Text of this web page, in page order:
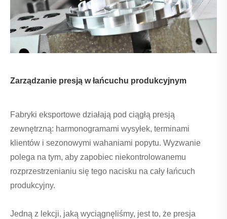
Zarządzanie presją w łańcuchu produkcyjnym
Fabryki eksportowe działają pod ciągłą presją
zewnętrzną: harmonogramami wysyłek, terminami
klientów i sezonowymi wahaniami popytu. Wyzwanie
polega na tym, aby zapobiec niekontrolowanemu
rozprzestrzenianiu się tego nacisku na cały łańcuch
produkcyjny.
Jedną z lekcji, jaką wyciągnęliśmy, jest to, że presja